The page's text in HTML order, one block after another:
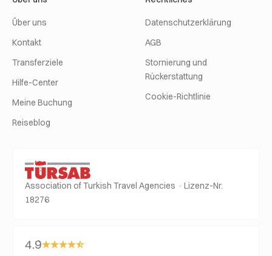
Über uns
Kontakt
Transferziele
Hilfe-Center
Meine Buchung
Reiseblog
Datenschutzerklärung
AGB
Stornierung und
Rückerstattung
Cookie-Richtlinie
Association of Turkish Travel Agencies · Lizenz-Nr.
18276
4.9